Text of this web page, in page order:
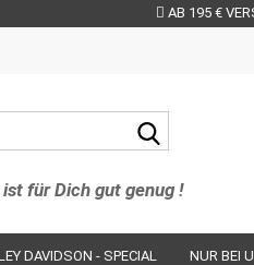
AB 195 €
für Dich gut genug !
DAVIDSON - SPECIAL NUR BEI